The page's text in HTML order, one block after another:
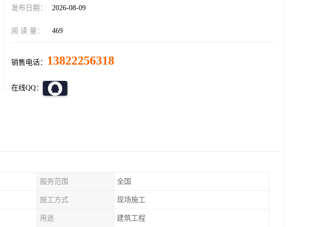
发布日期： 2026-08-09
阅 读 量： 469
销售电话： 13822256318
在线QQ：
服务范围 全国
施工方式 现场施工
用途 建筑工程